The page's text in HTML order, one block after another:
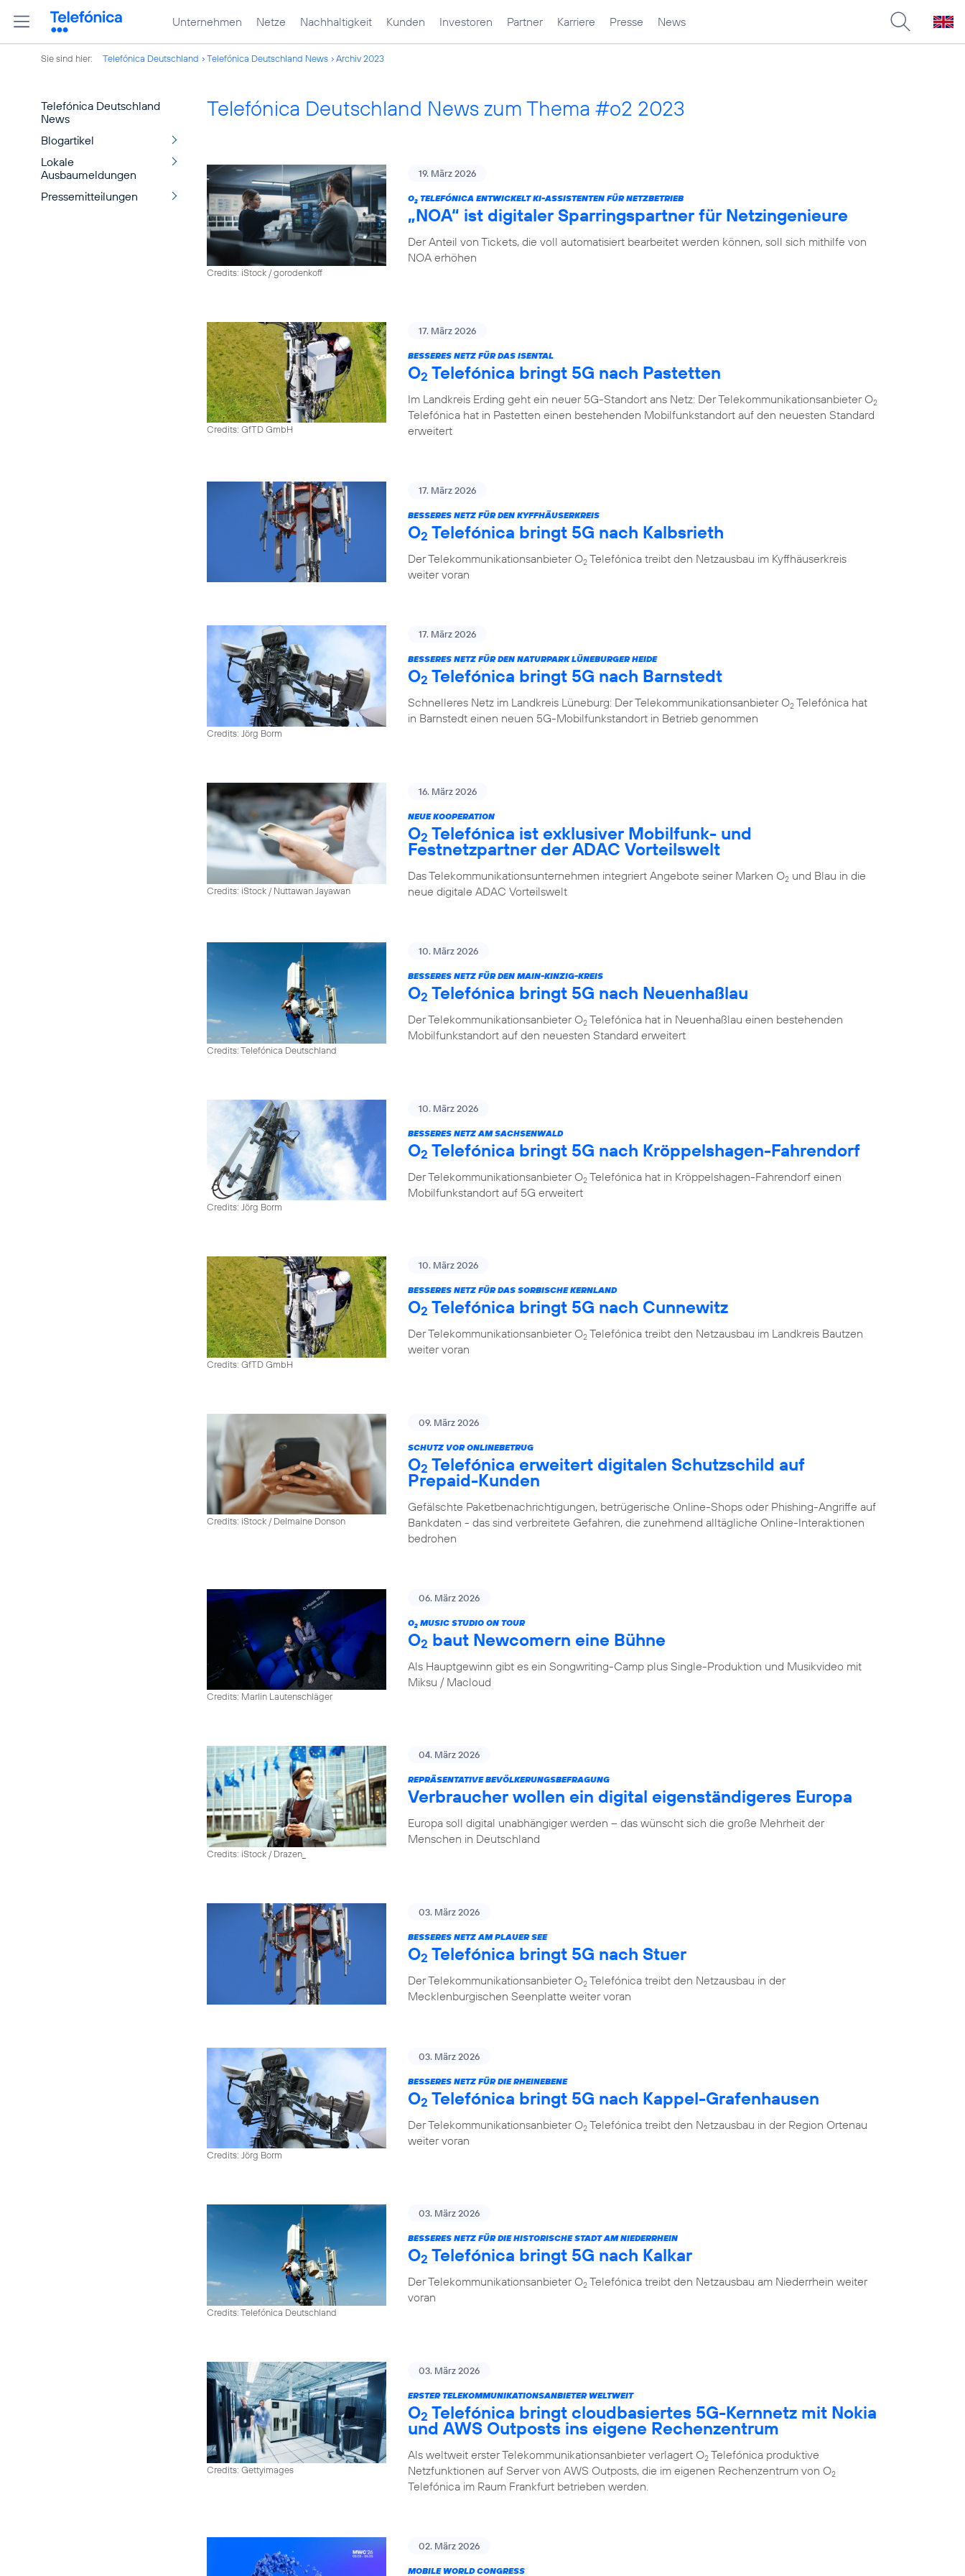
Unternehmen Netze Nachhaltigkeit Kunden Investoren Partner Karriere Presse News
Sie sind hier: Telefónica Deutschland Telefónica Deutschland News Archiv 2023
Telefónica Deutschland
News
Blogartikel
Lokale
Ausbaumeldungen
Pressemitteilungen
Telefónica Deutschland News zum Thema #o2 2023
Credits: iStock / gorodenkoff
19. März 2026
O2 TELEFÓNICA ENTWICKELT KI-ASSISTENTEN FÜR NETZBETRIEB
„NOA“ ist digitaler Sparringspartner für Netzingenieure
Der Anteil von Tickets, die voll automatisiert bearbeitet werden können, soll sich mithilfe von
NOA erhöhen
Credits: GfTD GmbH
17. März 2026
BESSERES NETZ FÜR DAS ISENTAL
O2 Telefónica bringt 5G nach Pastetten
Im Landkreis Erding geht ein neuer 5G-Standort ans Netz: Der Telekommunikationsanbieter O2
Telefónica hat in Pastetten einen bestehenden Mobilfunkstandort auf den neuesten Standard
erweitert
17. März 2026
BESSERES NETZ FÜR DEN KYFFHÄUSERKREIS
O2 Telefónica bringt 5G nach Kalbsrieth
Der Telekommunikationsanbieter O2 Telefónica treibt den Netzausbau im Kyffhäuserkreis
weiter voran
Credits: Jörg Borm
17. März 2026
BESSERES NETZ FÜR DEN NATURPARK LÜNEBURGER HEIDE
O2 Telefónica bringt 5G nach Barnstedt
Schnelleres Netz im Landkreis Lüneburg: Der Telekommunikationsanbieter O2 Telefónica hat
in Barnstedt einen neuen 5G-Mobilfunkstandort in Betrieb genommen
Credits: iStock / Nuttawan Jayawan
16. März 2026
NEUE KOOPERATION
O2 Telefónica ist exklusiver Mobilfunk- und
Festnetzpartner der ADAC Vorteilswelt
Das Telekommunikationsunternehmen integriert Angebote seiner Marken O2 und Blau in die
neue digitale ADAC Vorteilswelt
Credits: Telefónica Deutschland
10. März 2026
BESSERES NETZ FÜR DEN MAIN-KINZIG-KREIS
O2 Telefónica bringt 5G nach Neuenhaßlau
Der Telekommunikationsanbieter O2 Telefónica hat in Neuenhaßlau einen bestehenden
Mobilfunkstandort auf den neuesten Standard erweitert
Credits: Jörg Borm
10. März 2026
BESSERES NETZ AM SACHSENWALD
O2 Telefónica bringt 5G nach Kröppelshagen-Fahrendorf
Der Telekommunikationsanbieter O2 Telefónica hat in Kröppelshagen-Fahrendorf einen
Mobilfunkstandort auf 5G erweitert
Credits: GfTD GmbH
10. März 2026
BESSERES NETZ FÜR DAS SORBISCHE KERNLAND
O2 Telefónica bringt 5G nach Cunnewitz
Der Telekommunikationsanbieter O2 Telefónica treibt den Netzausbau im Landkreis Bautzen
weiter voran
Credits: iStock / Delmaine Donson
09. März 2026
SCHUTZ VOR ONLINEBETRUG
O2 Telefónica erweitert digitalen Schutzschild auf
Prepaid-Kunden
Gefälschte Paketbenachrichtigungen, betrügerische Online-Shops oder Phishing-Angriffe auf
Bankdaten - das sind verbreitete Gefahren, die zunehmend alltägliche Online-Interaktionen
bedrohen
Credits: Marlin Lautenschläger
06. März 2026
O2 MUSIC STUDIO ON TOUR
O2 baut Newcomern eine Bühne
Als Hauptgewinn gibt es ein Songwriting-Camp plus Single-Produktion und Musikvideo mit
Miksu / Macloud
Credits: iStock / Drazen_
04. März 2026
REPRÄSENTATIVE BEVÖLKERUNGSBEFRAGUNG
Verbraucher wollen ein digital eigenständigeres Europa
Europa soll digital unabhängiger werden – das wünscht sich die große Mehrheit der
Menschen in Deutschland
03. März 2026
BESSERES NETZ AM PLAUER SEE
O2 Telefónica bringt 5G nach Stuer
Der Telekommunikationsanbieter O2 Telefónica treibt den Netzausbau in der
Mecklenburgischen Seenplatte weiter voran
Credits: Jörg Borm
03. März 2026
BESSERES NETZ FÜR DIE RHEINEBENE
O2 Telefónica bringt 5G nach Kappel-Grafenhausen
Der Telekommunikationsanbieter O2 Telefónica treibt den Netzausbau in der Region Ortenau
weiter voran
Credits: Telefónica Deutschland
03. März 2026
BESSERES NETZ FÜR DIE HISTORISCHE STADT AM NIEDERRHEIN
O2 Telefónica bringt 5G nach Kalkar
Der Telekommunikationsanbieter O2 Telefónica treibt den Netzausbau am Niederrhein weiter
voran
Credits: Gettyimages
03. März 2026
ERSTER TELEKOMMUNIKATIONSANBIETER WELTWEIT
O2 Telefónica bringt cloudbasiertes 5G-Kernnetz mit Nokia
und AWS Outposts ins eigene Rechenzentrum
Als weltweit erster Telekommunikationsanbieter verlagert O2 Telefónica produktive
Netzfunktionen auf Server von AWS Outposts, die im eigenen Rechenzentrum von O2
Telefónica im Raum Frankfurt betrieben werden.
02. März 2026
MOBILE WORLD CONGRESS